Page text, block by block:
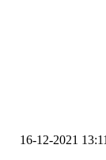
16-12-2021 13:11